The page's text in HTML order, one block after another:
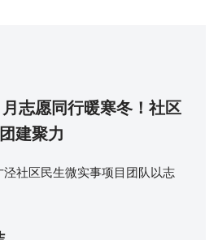
志愿同行暖寒冬！社区
建聚力
社区民生微实事项目团队以志